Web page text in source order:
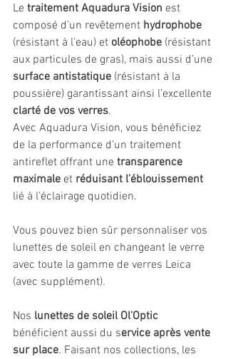
Le traitement Aquadura Vision est
composé d’un revêtement hydrophobe
(résistant à l’eau) et oléophobe (résistant
aux particules de gras), mais aussi d’une
surface antistatique (résistant à la
poussière) garantissant ainsi l’excellente
clarté de vos verres.
Avec Aquadura Vision, vous bénéficiez
de la performance d’un traitement
antireflet offrant une transparence
maximale et réduisant l’éblouissement
lié à l’éclairage quotidien.
Vous pouvez bien sûr personnaliser vos
lunettes de soleil en changeant le verre
avec toute la gamme de verres Leica
(avec supplément).
Nos lunettes de soleil Ol'Optic
bénéficient aussi du service après vente
sur place. Faisant nos collections, les